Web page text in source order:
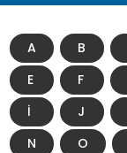
A B
E
F
İ
J
N
O